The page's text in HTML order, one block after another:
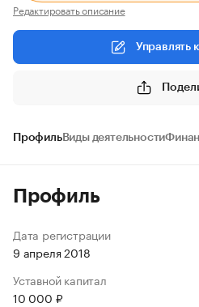
Редактировать описание
Управлять
ПрофильВиды деятельности
Профиль
Дата регистрации
9 апреля 2018
Уставной капитал
10 000 ₽